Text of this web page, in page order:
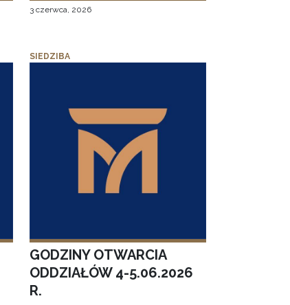
3 czerwca, 2026
SIEDZIBA
GODZINY OTWARCIA
ODDZIAŁÓW 4-5.06.2026
R.